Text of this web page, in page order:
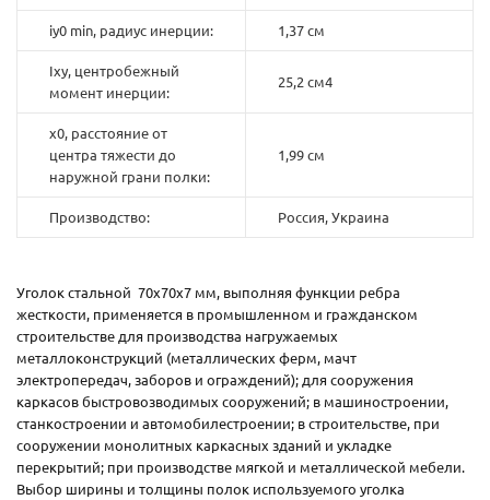
iy0 min, радиус инерции: 1,37 см
Ixy, центробежный
момент инерции:
25,2 см4
x0, расстояние от
центра тяжести до
наружной грани полки:
1,99 см
Производство: Россия, Украина
Уголок стальной 70х70х7 мм, выполняя функции ребра
жесткости, применяется в промышленном и гражданском
строительстве для производства нагружаемых
металлоконструкций (металлических ферм, мачт
электропередач, заборов и ограждений); для сооружения
каркасов быстровозводимых сооружений; в машиностроении,
станкостроении и автомобилестроении; в строительстве, при
сооружении монолитных каркасных зданий и укладке
перекрытий; при производстве мягкой и металлической мебели.
Выбор ширины и толщины полок используемого уголка